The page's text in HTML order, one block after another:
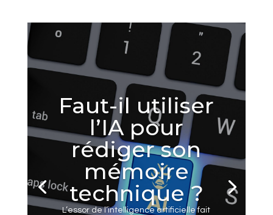
Faut-il utiliser
l’IA pour
rédiger son
mémoire
technique ?
L’essor de l’intelligence artificielle fait